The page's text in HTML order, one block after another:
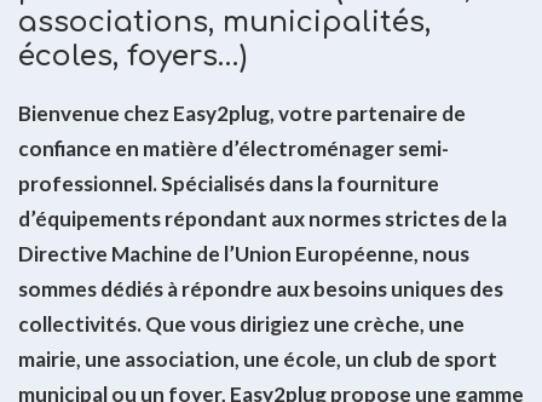
associations, municipalités,
écoles, foyers…)
Bienvenue chez Easy2plug, votre partenaire de
confiance en matière d’électroménager semi-
professionnel. Spécialisés dans la fourniture
d’équipements répondant aux normes strictes de la
Directive Machine de l’Union Européenne, nous
sommes dédiés à répondre auxbesoinsuniques des
collectivités. Que vous dirigiez une crèche, une
mairie, une association, une école, un club de sport
municipal ou un foyer, Easy2plug propose une gamme